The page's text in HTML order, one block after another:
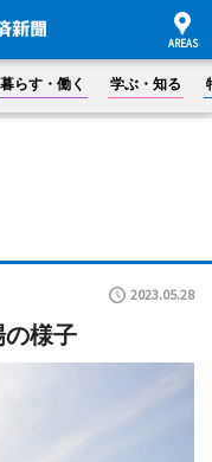
暮らす・働く 学ぶ・知る
2023.05.28
様子